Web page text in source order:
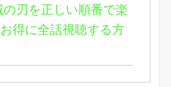
の刃を正しい順番で楽
得に全話視聴する方